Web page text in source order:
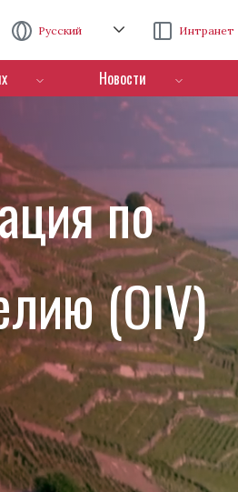
Русский Интранет
Новости
по
(OIV)